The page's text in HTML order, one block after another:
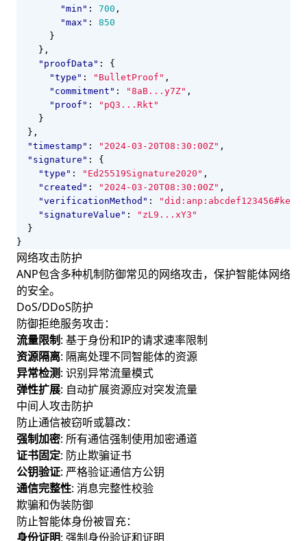
"min" : 700 ,
"max" :
850
}
},
"proofData" :
{
"type" : "BulletProof" ,
"commitment" : "8aB...y7Z" ,
"proof" :
"pQ3...Rkt"
}
},
"timestamp" : "2024-03-20T08:30:00Z" ,
"signature" :
{
"type" : "Ed25519Signature2020" ,
"created" : "2024-03-20T08:30:00Z" ,
"verificationMethod" :
"did:anp:abcdef123456#key-
"signatureValue" :
"zL9...xY3"
}
}
网络攻击防护
ANP包含多种机制防御常见的网络攻击，保护智能体网络
的安全。
DoS/DDoS防护
防御拒绝服务攻击：
流量限制: 基于身份和IP的请求速率限制
资源隔离: 隔离处理不同智能体的资源
异常检测: 识别异常流量模式
弹性扩展: 自动扩展资源应对突发流量
中间人攻击防护
防止通信被窃听或篡改：
强制加密: 所有通信强制使用加密通道
证书固定: 防止欺骗证书
公钥验证: 严格验证通信方公钥
通信完整性: 消息完整性校验
欺骗和伪装防御
防止智能体身份被冒充：
身份证明: 强制身份验证和证明